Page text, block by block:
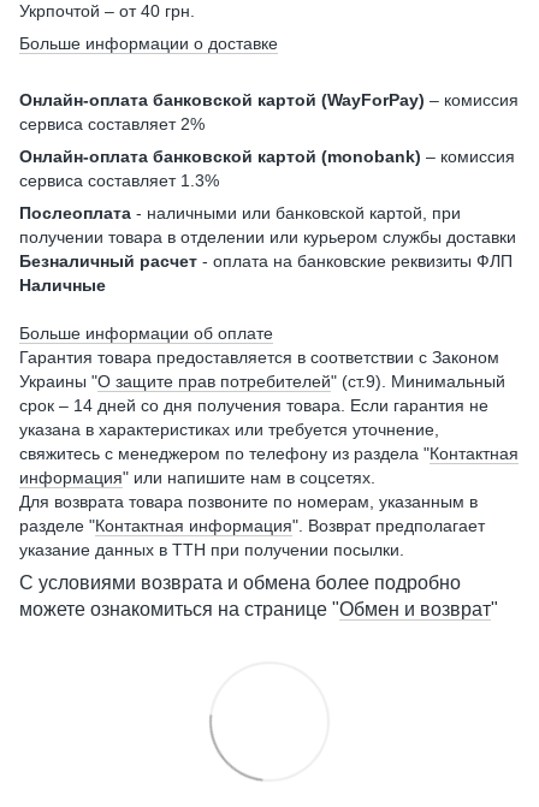
Укрпочтой – от 40 грн.
Больше информации о доставке
Онлайн-оплата банковской картой (WayForPay) – комиссия
сервиса составляет 2%
Онлайн-оплата банковской картой (monobank) – комиссия
сервиса составляет 1.3%
Послеоплата - наличными или банковской картой, при
получении товара в отделении или курьером службы доставки
Безналичный расчет - оплата на банковские реквизиты ФЛП
Наличные
Больше информации об оплате
Гарантия товара предоставляется в соответствии с Законом
Украины "О защите прав потребителей" (ст.9). Минимальный
срок – 14 дней со дня получения товара. Если гарантия не
указана в характеристиках или требуется уточнение,
свяжитесь с менеджером по телефону из раздела "Контактная
информация" или напишите нам в соцсетях.
Для возврата товара позвоните по номерам, указанным в
разделе "Контактная информация". Возврат предполагает
указание данных в ТТН при получении посылки.
С условиями возврата и обмена более подробно
можете ознакомиться на странице "Обмен и возврат"